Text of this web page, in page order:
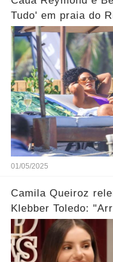
Tudo' em praia do
01/05/2025
Camila Queiroz
Klebber Toledo: